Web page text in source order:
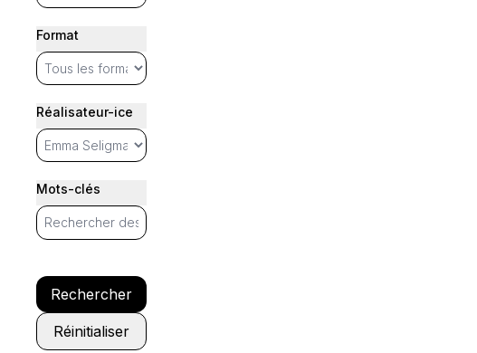
Format
Réalisateur-ice
Mots-clés
Rechercher
Réinitialiser